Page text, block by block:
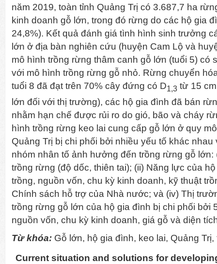
năm 2019, toàn tỉnh Quảng Trị có 3.687,7 ha
kinh doanh gỗ lớn, trong đó rừng do các hộ gia
24,8%). Kết quả đánh giá tình hình sinh trưởng
lớn ở địa bàn nghiên cứu (huyện Cam Lộ và
mô hình trồng rừng thâm canh gỗ lớn (tuổi 5) có
với mô hình trồng rừng gỗ nhỏ. Rừng chuyển
tuổi 8 đã đạt trên 70% cây đứng có D1,3 từ 15
lớn đối với thị trường), các hộ gia đình đã bán
nhằm hạn chế được rủi ro do gió, bão và cháy
hình trồng rừng keo lai cung cấp gỗ lớn ở quy
Quảng Trị bị chi phối bởi nhiều yếu tố khác
nhóm nhân tố ảnh hưởng đến trồng rừng gỗ
trồng rừng (độ dốc, thiên tai); (ii) Năng lực của
trồng, nguồn vốn, chu kỳ kinh doanh, kỹ thuật
Chính sách hỗ trợ của Nhà nước; và (iv) Thị
trồng rừng gỗ lớn của hộ gia đình bị chi phối bởi
nguồn vốn, chu kỳ kinh doanh, giá gỗ và diện
Từ khóa: Gỗ lớn, hộ gia đình, keo lai, Quảng
Current situation and solutions for